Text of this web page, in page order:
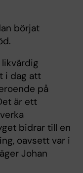
börjat
i dag att
på
är ett
bidrar till en
oavsett var i
Johan